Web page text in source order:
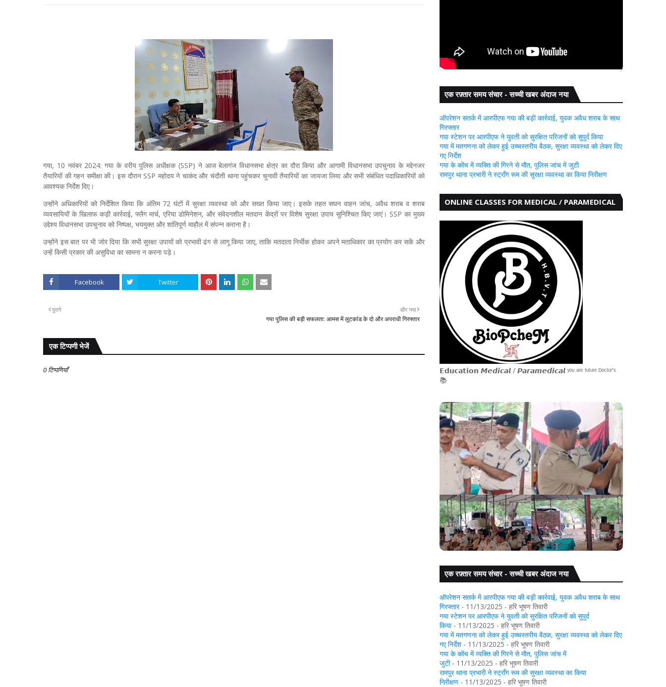
गया, 10 नवंबर 2024: गया के वरीय पुलिस अधीक्षक (SSP) ने आज बेलागंज विधानसभा क्षेत्र का दौरा किया और आगामी विधानसभा उपचुनाव के मद्देनजर
तैयारियों की गहन समीक्षा की। इस दौरान SSP महोदय ने चाकंद और चंदौती थाना पहुंचकर चुनावी तैयारियों का जायजा लिया और सभी संबंधित पदाधिकारियों को
आवश्यक निर्देश दिए।
उन्होंने अधिकारियों को निर्देशित किया कि अंतिम 72 घंटों में सुरक्षा व्यवस्था को और सख्त किया जाए। इसके तहत सघन वाहन जांच, अवैध शराब व शराब
व्यवसायियों के खिलाफ कड़ी कार्रवाई, फ्लैग मार्च, एरिया डोमिनेशन, और संवेदनशील मतदान केंद्रों पर विशेष सुरक्षा उपाय सुनिश्चित किए जाएं। SSP का मुख्य
उद्देश्य विधानसभा उपचुनाव को निष्पक्ष, भयमुक्त और शांतिपूर्ण माहौल में संपन्न कराना है।
उन्होंने इस बात पर भी जोर दिया कि सभी सुरक्षा उपायों को प्रभावी ढंग से लागू किया जाए, ताकि मतदाता निर्भीक होकर अपने मताधिकार का प्रयोग कर सकें और
उन्हें किसी प्रकार की असुविधा का सामना न करना पड़े।
Facebook Twitter
और नया
गया पुलिस की बड़ी सफलता: आमस में लूटकांड के दो और अपराधी गिरफ्तार
पुराने
एक टिप्पणी भेजें
0 टिप्पणियाँ
एक रफ़्तार समय संचार - सच्ची खबर अंदाज नया
ऑपरेशन सतर्क में आरपीएफ गया की बड़ी कार्रवाई, युवक अवैध शराब के साथ
गिरफ्तार
गया स्टेशन पर आरपीएफ ने युवती को सुरक्षित परिजनों को सुपुर्द किया
गया में मतगणना को लेकर हुई उच्चस्तरीय बैठक, सुरक्षा व्यवस्था को लेकर दिए
गए निर्देश
गया के कोंच में व्यक्ति की गिरने से मौत, पुलिस जांच में जुटी
रामपुर थाना प्रभारी ने स्ट्रॉंग रूम की सुरक्षा व्यवस्था का किया निरीक्षण
ONLINE CLASSES FOR MEDICAL / PARAMEDICAL
𝗘𝗱𝘂𝗰𝗮𝘁𝗶𝗼𝗻 𝙈𝙚𝙙𝙞𝙘𝙖𝙡 / 𝙋𝙖𝙧𝙖𝙢𝙚𝙙𝙞𝙘𝙖𝙡 ʸᵒᵘ ᵃʳᵉ ᶠᵘᵗᵘʳᵉ ᴰᵒᶜᵗᵒʳ'ˢ
📚
को पहनाया गया बैज
एक रफ़्तार समय संचार - सच्ची खबर अंदाज नया
ऑपरेशन सतर्क में आरपीएफ गया की बड़ी कार्रवाई, युवक अवैध शराब के साथ
गिरफ्तार- 11/13/2025 - हरि भूषण तिवारी
गया स्टेशन पर आरपीएफ ने युवती को सुरक्षित परिजनों को सुपुर्द
किया- 11/13/2025 - हरि भूषण तिवारी
गया में मतगणना को लेकर हुई उच्चस्तरीय बैठक, सुरक्षा व्यवस्था को लेकर दिए
गए निर्देश- 11/13/2025 - हरि भूषण तिवारी
गया के कोंच में व्यक्ति की गिरने से मौत, पुलिस जांच में
जुटी- 11/13/2025 - हरि भूषण तिवारी
रामपुर थाना प्रभारी ने स्ट्रॉंग रूम की सुरक्षा व्यवस्था का किया
निरीक्षण - 11/13/2025 - हरि भूषण तिवारी